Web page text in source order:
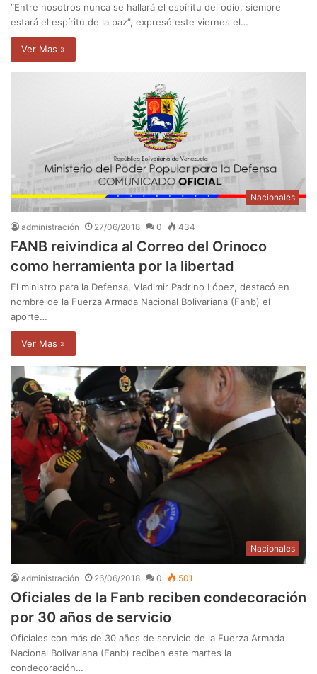
“Entre nosotros nunca se hallará el espíritu del odio, siempre
estará el espíritu de la paz”, expresó este viernes el…
Ver Mas »
Nacionales
administración 27/06/2018 0 434
FANB reivindica al Correo del Orinoco
como herramienta por la libertad
El ministro para la Defensa, Vladimir Padrino López, destacó en
nombre de la Fuerza Armada Nacional Bolivariana (Fanb) el
aporte…
Ver Mas »
Nacionales
administración 26/06/2018 0 501
Oficiales de la Fanb reciben condecoración
por 30 años de servicio
Oficiales con más de 30 años de servicio de la Fuerza Armada
Nacional Bolivariana (Fanb) reciben este martes la
condecoración…